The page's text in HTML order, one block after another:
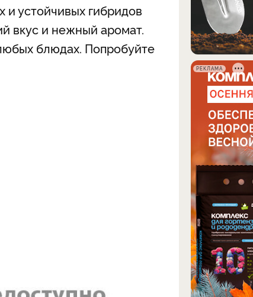
устойчивых гибридов
вкус и нежный аромат.
блюдах. Попробуйте
РЕКЛАМА